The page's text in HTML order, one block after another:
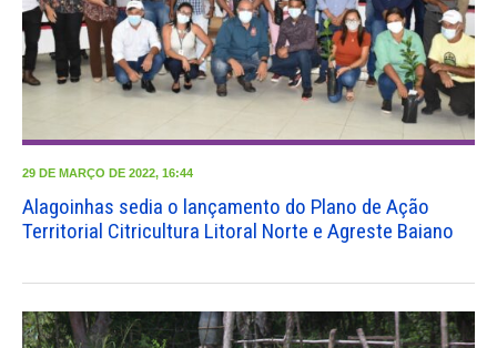
29 DE MARÇO DE 2022, 16:44
Alagoinhas sedia o lançamento do Plano de Ação
Territorial Citricultura Litoral Norte e Agreste Baiano